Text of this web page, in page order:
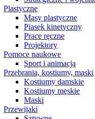
Plastyczne
Masy plastyczne
Piasek kinetyczny
Prace ręczne
Projektory
Pomoce naukowe
Sport i animacja
Przebrania, kostiumy, maski
Kostiumy damskie
Kostiumy męskie
Maski
Przewijaki